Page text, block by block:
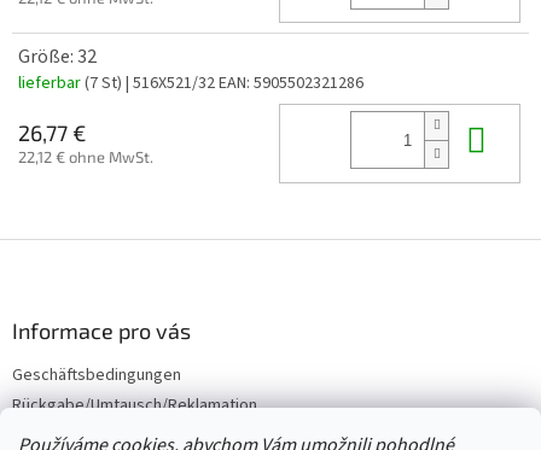
Größe: 32
lieferbar(7 St) | 516X521/32EAN: 5905502321286
26,77 €
22,12 € ohne MwSt.
l
Informace pro vás
Geschäftsbedingungen
Rückgabe/Umtausch/Reklamation
Großhandel